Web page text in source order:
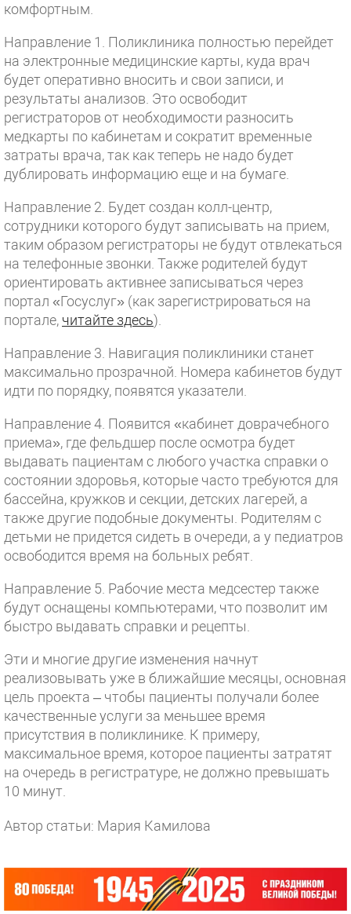
комфортным.
Направление 1. Поликлиника полностью перейдет
на электронные медицинские карты, куда врач
будет оперативно вносить и свои записи, и
результаты анализов. Это освободит
регистраторов от необходимости разносить
медкарты по кабинетам и сократит временные
затраты врача, так как теперь не надо будет
дублировать информацию еще и на бумаге.
Направление 2. Будет создан колл-центр,
сотрудники которого будут записывать на прием,
таким образом регистраторы не будут отвлекаться
на телефонные звонки. Также родителей будут
ориентировать активнее записываться через
портал «Госуслуг» (как зарегистрироваться на
портале, читайте здесь).
Направление 3. Навигация поликлиники станет
максимально прозрачной. Номера кабинетов будут
идти по порядку, появятся указатели.
Направление 4. Появится «кабинет доврачебного
приема», где фельдшер после осмотра будет
выдавать пациентам с любого участка справки о
состоянии здоровья, которые часто требуются для
бассейна, кружков и секции, детских лагерей, а
также другие подобные документы. Родителям с
детьми не придется сидеть в очереди, а у педиатров
освободится время на больных ребят.
Направление 5. Рабочие места медсестер также
будут оснащены компьютерами, что позволит им
быстро выдавать справки и рецепты.
Эти и многие другие изменения начнут
реализовывать уже в ближайшие месяцы, основная
цель проекта – чтобы пациенты получали более
качественные услуги за меньшее время
присутствия в поликлинике. К примеру,
максимальное время, которое пациенты затратят
на очередь в регистратуре, не должно превышать
10 минут.
Автор статьи: Мария Камилова